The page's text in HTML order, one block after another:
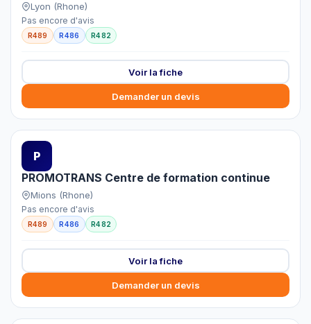
Lyon (Rhone)
Pas encore d'avis
R489 R486 R482
Voir la fiche
Demander un devis
P
PROMOTRANS Centre de formation continue
Mions (Rhone)
Pas encore d'avis
R489 R486 R482
Voir la fiche
Demander un devis